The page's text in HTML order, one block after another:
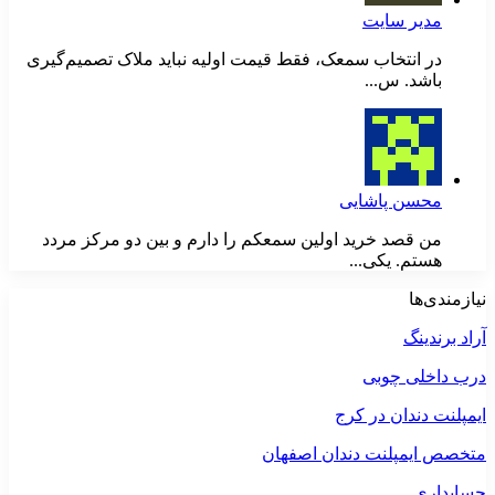
مدیر سایت
در انتخاب سمعک، فقط قیمت اولیه نباید ملاک تصمیم‌گیری
باشد. س...
محسن پاشایی
من قصد خرید اولین سمعکم را دارم و بین دو مرکز مردد
هستم. یکی...
نیازمندی‌ها
آراد برندینگ
درب داخلی چوبی
ایمپلنت دندان در کرج
متخصص ایمپلنت دندان اصفهان